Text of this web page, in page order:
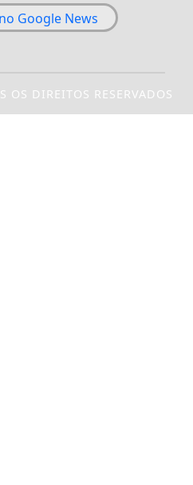
OS DIREITOS RESERVADOS